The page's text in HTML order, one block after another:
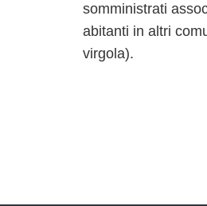
somministrati
abitanti in altri
virgola).